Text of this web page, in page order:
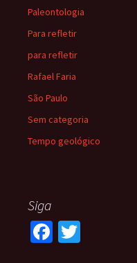
Paleontologia
Para refletir
para refletir
Rafael Faria
São Paulo
Sem categoria
Tempo geológico
Siga
Fa